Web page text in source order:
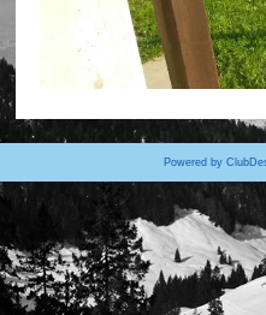
Powered by